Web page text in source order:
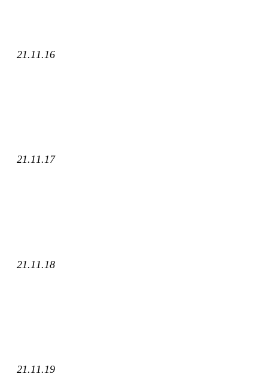
21.11.16
21.11.17
21.11.18
21.11.19